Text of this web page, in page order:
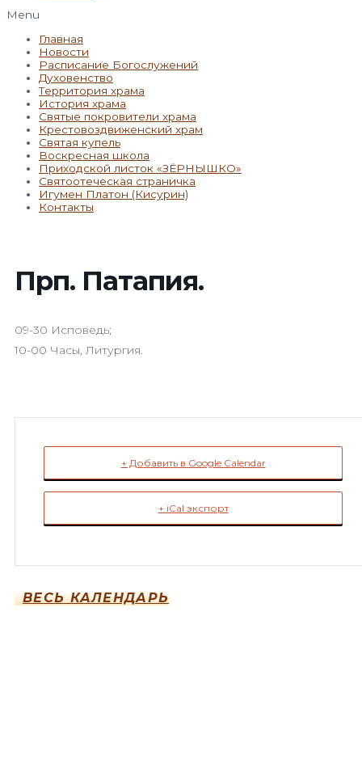
Menu
Главная
Новости
Расписание Богослужений
Духовенство
Территория храма
История храма
Святые покровители храма
Крестовоздвиженский храм
Святая купель
Воскресная школа
Приходской листок «ЗЁРНЫШКО»
Святоотеческая страничка
Игумен Платон (Кисурин)
Контакты
Прп. Патапия.
09-30 Исповедь;
10-00 Часы, Литургия.
+ Добавить в Google Calendar
+ iCal экспорт
ВЕСЬ КАЛЕНДАРЬ